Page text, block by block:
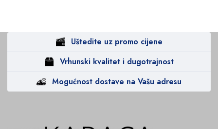
Uštedite uz promo cijene
Vrhunski kvalitet i dugotrajnost
Mogućnost dostave na Vašu adresu